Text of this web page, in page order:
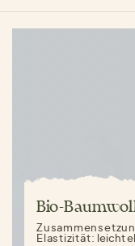
Bio-
Elastizität: leicht